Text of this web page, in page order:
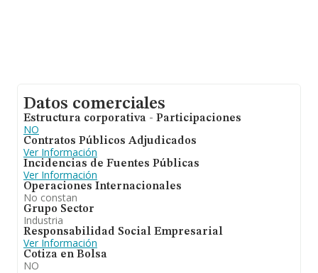
Datos comerciales
Estructura corporativa - Participaciones
NO
Contratos Públicos Adjudicados
Ver Información
Incidencias de Fuentes Públicas
Ver Información
Operaciones Internacionales
No constan
Grupo Sector
Industria
Responsabilidad Social Empresarial
Ver Información
Cotiza en Bolsa
NO